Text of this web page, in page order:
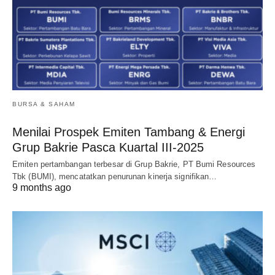
BURSA & SAHAM
Menilai Prospek Emiten Tambang & Energi
Grup Bakrie Pasca Kuartal III-2025
Emiten pertambangan terbesar di Grup Bakrie, PT Bumi Resources
Tbk (BUMI), mencatatkan penurunan kinerja signifikan…
9 months ago